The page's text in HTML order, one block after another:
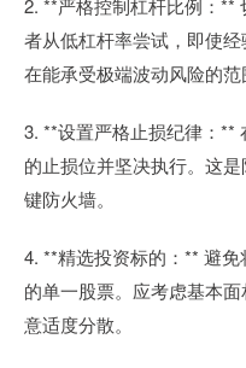
2. **严格控制杠杆比例：**
者从低杠杆率尝试，即使
在能承受极端波动风险的范
3. **设置严格止损纪律：**
的止损位并坚决执行。这
键防火墙。
4. **精选投资标的：** 避
的单一股票。应考虑基本
意适度分散。